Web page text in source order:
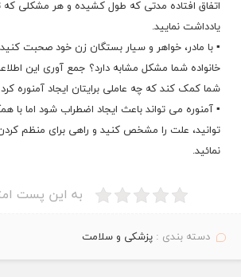
اتفاق افتاده مدتی که طول کشیده و هر مشکلی که
یادداشت نمایید.
▪ با مادر، خواهر و سیار بستگان زن خود صحبت
خانواده شما مشکل مشابه دارد؟ جمع آوری این
شما کمک کند که چه عاملی برایتان ایجاد آمنوره
▪ آمنوره می تواند باعث ایجاد اضطراب شود اما با
توانید، علت را مشخص کنید و راهی برای منظم
نمائید.
به این پست
دسته بندی :پزشکی و سلامت